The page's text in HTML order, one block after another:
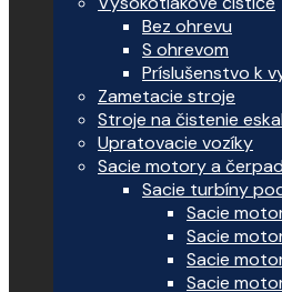
Bez ohrevu
S ohrevom
Príslušenstvo k
Zametacie stroje
Stroje na čistenie
Upratovacie vozíky
Sacie motory a
Sacie turbíny
Sacie
Sacie
Sacie
Sacie